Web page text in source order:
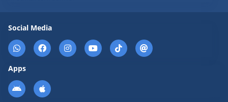
Social Media
Apps